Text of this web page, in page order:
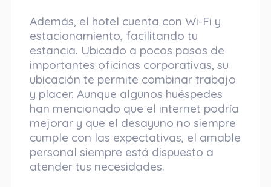
Además, el hotel cuenta con Wi-Fi y
estacionamiento, facilitando tu
estancia. Ubicado a pocos pasos de
importantes oficinas corporativas, su
ubicación te permite combinar trabajo
y placer. Aunque algunos huéspedes
han mencionado que el internet podría
mejorar y que el desayuno no siempre
cumple con las expectativas, el amable
personal siempre está dispuesto a
atender tus necesidades.